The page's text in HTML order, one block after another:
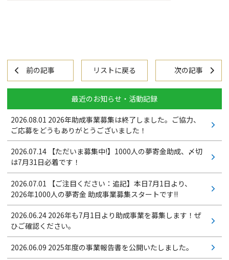
前の記事 リストに戻る 次の記事
最近のお知らせ・活動記録
2026.08.01 2026年助成事業募集は終了しました。ご協力、
ご応募をどうもありがとうございました！
2026.07.14 【ただいま募集中!】1000人の夢寄金助成、〆切
は7月31日必着です！
2026.07.01 【ご注目ください：追記】本日7月1日より、
2026年1000人の夢寄金 助成事業募集スタートです!!
2026.06.24 2026年も7月1日より助成事業を募集します！ぜ
ひご確認ください。
2026.06.09 2025年度の事業報告書を公開いたしました。